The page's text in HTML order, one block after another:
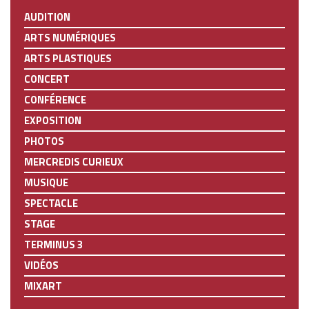
AUDITION
ARTS NUMÉRIQUES
ARTS PLASTIQUES
CONCERT
CONFÉRENCE
EXPOSITION
PHOTOS
MERCREDIS CURIEUX
MUSIQUE
SPECTACLE
STAGE
TERMINUS 3
VIDÉOS
MIXART